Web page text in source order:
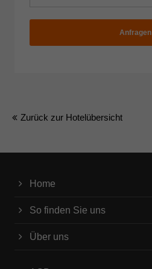
Anfragen
Zurück zur Hotelübersicht
Home
So finden Sie uns
Über uns